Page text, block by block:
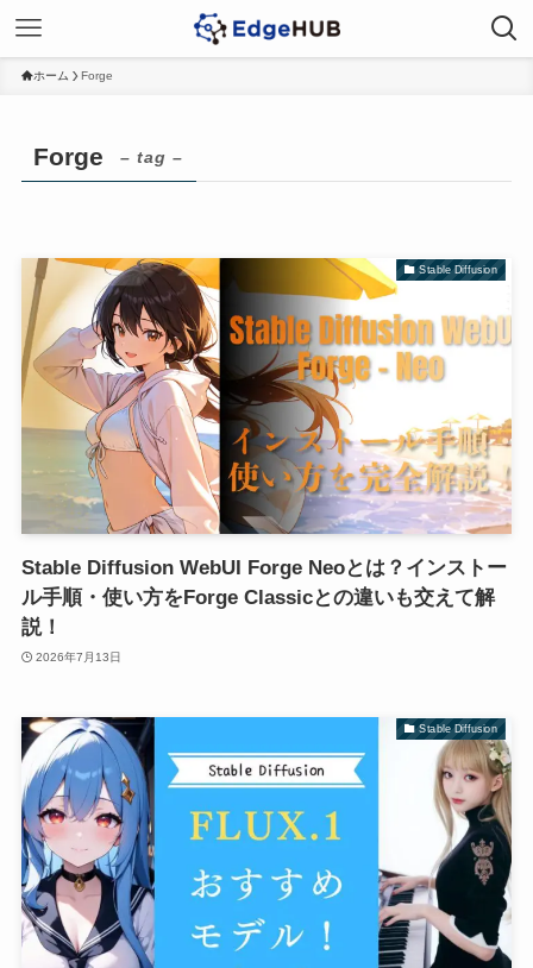
ホーム Forge
Forge – tag –
Stable Diffusion
Stable Diffusion WebUI Forge Neoとは？インストー
ル手順・使い方をForge Classicとの違いも交えて解
説！
2026年7月13日
Stable Diffusion